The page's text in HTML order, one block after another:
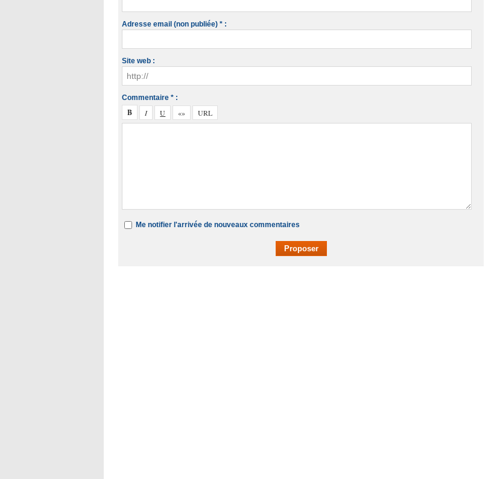
Adresse email (non publiée) * :
Site web :
Commentaire * :
Me notifier l'arrivée de nouveaux commentaires